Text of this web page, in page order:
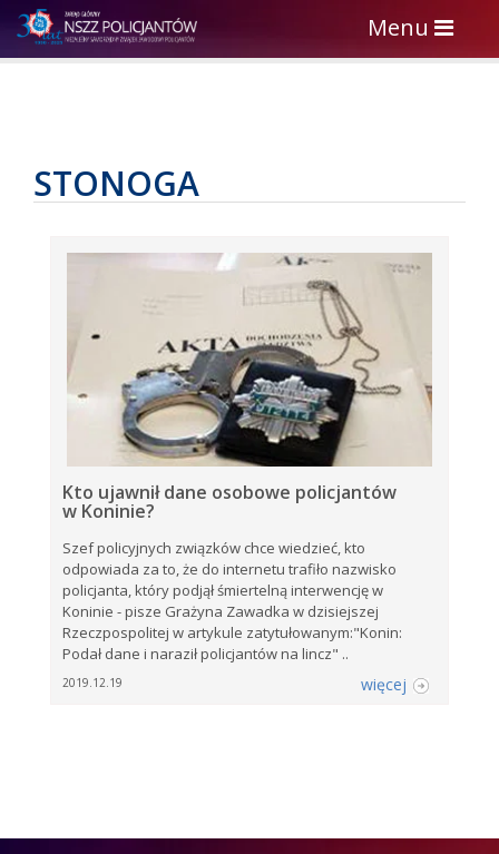
Toggle
navigation
Menu
STONOGA
Kto ujawnił dane osobowe policjantów
w Koninie?
Szef policyjnych związków chce wiedzieć, kto
odpowiada za to, że do internetu trafiło nazwisko
policjanta, który podjął śmiertelną interwencję w
Koninie - pisze Grażyna Zawadka w dzisiejszej
Rzeczpospolitej w artykule zatytułowanym:"Konin:
Podał dane i naraził policjantów na lincz" ..
2019.12.19 więcej